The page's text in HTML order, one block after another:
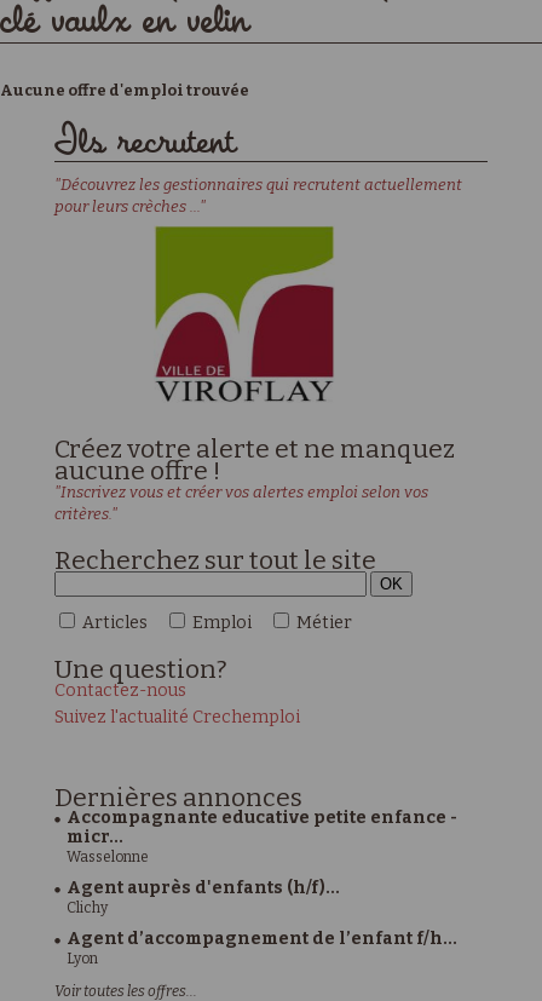
clé vaulx en velin
Aucune offre d'emploi trouvée
Ils recrutent
"Découvrez les gestionnaires qui recrutent actuellement
pour leurs crèches ..."
Créez votre alerte et ne manquez
aucune offre !
"Inscrivez vous et créer vos alertes emploi selon vos
critères."
Recherchez sur tout le site
Articles Emploi Métier
Une question?
Contactez-nous
Suivez l'actualité Crechemploi
Dernières annonces
Accompagnante educative petite enfance -
micr...
Wasselonne
Agent auprès d'enfants (h/f)...
Clichy
Agent d’accompagnement de l’enfant f/h...
Lyon
Voir toutes les offres...